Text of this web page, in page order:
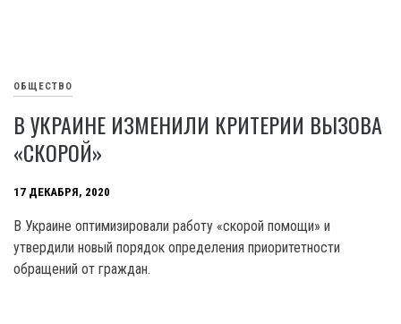
ОБЩЕСТВО
В УКРАИНЕ ИЗМЕНИЛИ КРИТЕРИИ ВЫЗОВА
«СКОРОЙ»
17 ДЕКАБРЯ, 2020
В Украине оптимизировали работу «скорой помощи» и
утвердили новый порядок определения приоритетности
обращений от граждан.